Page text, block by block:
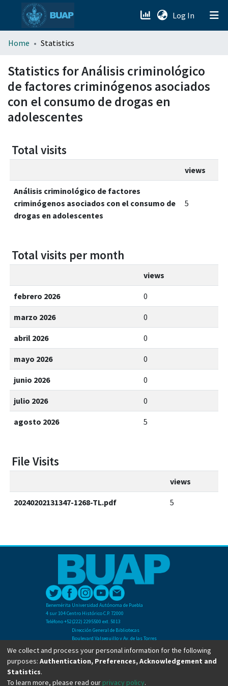
Log In (current)
menu.section.about_menu
All of DSpace
Home Statistics
Statistics for Análisis criminológico
de factores criminógenos asociados
con el consumo de drogas en
adolescentes
Total visits
views
Análisis criminológico de factores
criminógenos asociados con el consumo de
drogas en adolescentes
5
Total visits per month
views
febrero 2026 0
marzo 2026 0
abril 2026 0
mayo 2026 0
junio 2026 0
julio 2026 0
agosto 2026 5
File Visits
views
20240202131347-1268-TL.pdf 5
Benemérita Universidad Autónoma de Puebla
4 sur 104 Centro Histórico C.P. 72000
Teléfono +52(222) 2295500 ext. 5013
Dirección General de Bibliotecas
Boulevard Valsequillo y Av. de las Torres
Ciudad Universitaria. Col. San Manuel
C.P. 72570
Teléfono +52 (222) 2295500 Ext 2901
We collect and process your personal information for the following
purposes: Authentication, Preferences, Acknowledgement and
Statistics.
To learn more, please read our privacy policy.